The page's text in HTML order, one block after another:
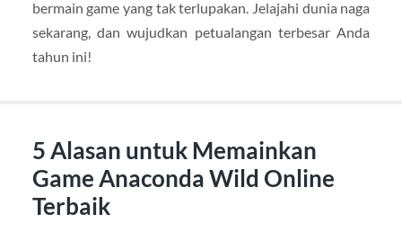
bermain game yang tak terlupakan. Jelajahi dunia naga
sekarang, dan wujudkan petualangan terbesar Anda
tahun ini!
5 Alasan untuk Memainkan
Game Anaconda Wild Online
Terbaik